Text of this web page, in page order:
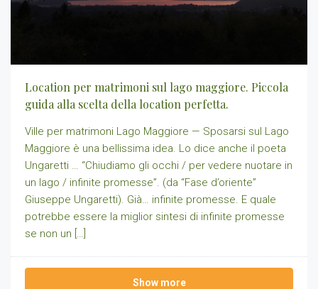
Location per matrimoni sul lago maggiore. Piccola
guida alla scelta della location perfetta.
Ville per matrimoni Lago Maggiore — Sposarsi sul Lago
Maggiore è una bellissima idea. Lo dice anche il poeta
Ungaretti … “Chiudiamo gli occhi / per vedere nuotare in
un lago / infinite promesse”. (da “Fase d’oriente”
Giuseppe Ungaretti). Già… infinite promesse. E quale
potrebbe essere la miglior sintesi di infinite promesse
se non un […]
Show more